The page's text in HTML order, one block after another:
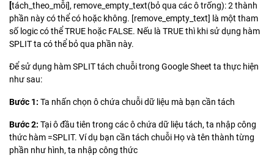
[tách_theo_mỗi], remove_empty_text(bỏ qua các ô trống): 2 thành
phần này có thể có hoặc không. [remove_empty_text] là một tham
số logic có thể TRUE hoặc FALSE. Nếu là TRUE thì khi sử dụng hàm
SPLIT ta có thể bỏ qua phần này.
Để sử dụng hàm SPLIT tách chuỗi trong Google Sheet ta thực hiện
như sau:
Bước 1: Ta nhấn chọn ô chứa chuỗi dữ liệu mà bạn cần tách
Bước 2: Tại ô đầu tiên trong các ô chứa dữ liệu tách, ta nhập công
thức hàm =SPLIT. Ví dụ bạn cần tách chuỗi Họ và tên thành từng
phần như hình, ta nhập công thức